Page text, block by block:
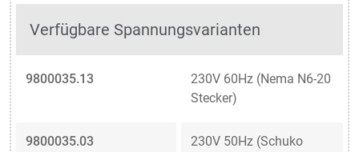
Verfügbare Spannungsvarianten
9800035.13
230V 60Hz (Nema N6-20
Stecker)
9800035.03
230V 50Hz (Schuko